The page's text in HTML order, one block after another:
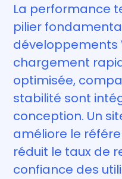
La performance
pilier
développements
chargement
optimisée,
stabilité sont
conception. Un
améliore le
réduit le taux de
confiance des